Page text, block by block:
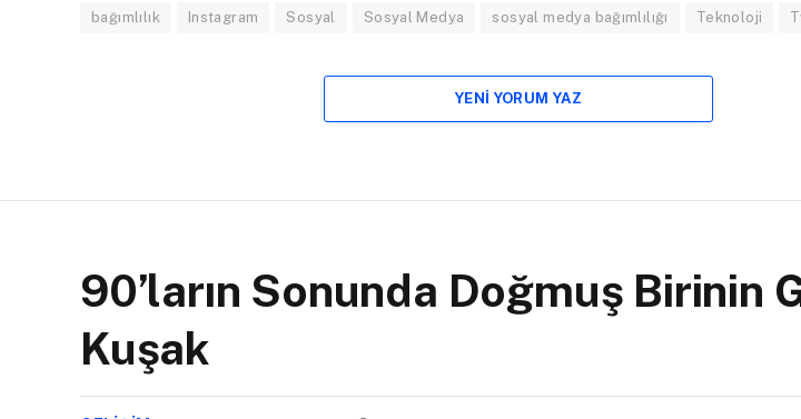
bağımlılık Instagram Sosyal Sosyal Medya sosyal medya bağımlılığı Teknoloji
YENI YORUM YAZ
90’ların Sonunda Doğmuş Birinin
Kuşak